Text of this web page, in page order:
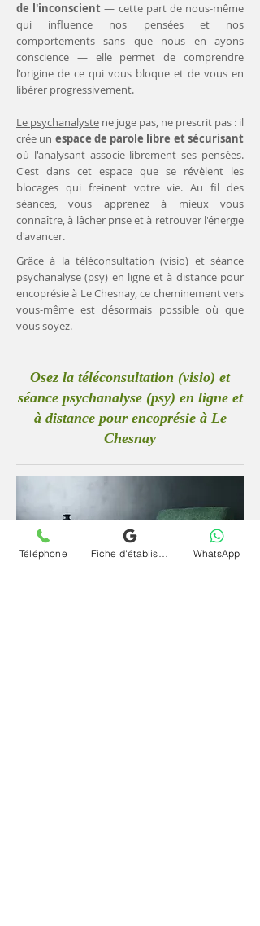
de l'inconscient— cette part de nous-même
qui influence nos pensées et nos
comportements sans que nous en ayons
conscience — elle permet de comprendre
l'origine de ce qui vous bloque et de vous en
libérer progressivement.
Le psychanalyste ne juge pas, ne prescrit pas : il
crée un espace de parole libre et sécurisant
où l'analysant associe librement ses pensées.
C'est dans cet espace que se révèlent les
blocages qui freinent votre vie. Au fil des
séances, vous apprenez à mieux vous
connaître, à lâcher prise et à retrouver l'énergie
d'avancer.
Grâce à la téléconsultation (visio) et séance
psychanalyse (psy) en ligne et à distance pour
encoprésie à Le Chesnay, ce cheminement vers
vous-même est désormais possible où que
vous soyez.
Osez la téléconsultation (visio) et
séance psychanalyse (psy) en ligne et
à distance pour encoprésie à Le
Chesnay
Téléphone WhatsApp